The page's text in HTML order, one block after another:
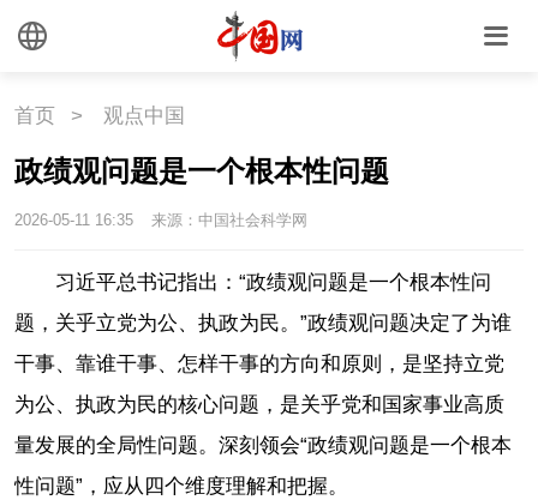
首页 > 观点中国
政绩观问题是一个根本性问题
2026-05-11 16:35 来源：中国社会科学网
习近平总书记指出：“政绩观问题是一个根本性问
题，关乎立党为公、执政为民。”政绩观问题决定了为谁
干事、靠谁干事、怎样干事的方向和原则，是坚持立党
为公、执政为民的核心问题，是关乎党和国家事业高质
量发展的全局性问题。深刻领会“政绩观问题是一个根本
性问题”，应从四个维度理解和把握。